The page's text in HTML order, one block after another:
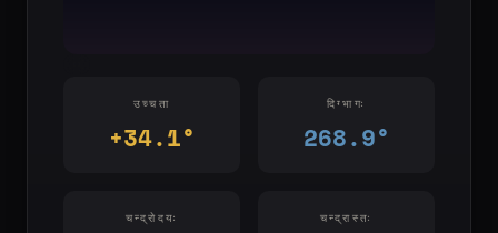
उच्चता
+34.1°
दिग्भागः
268.9°
चन्द्रोदयः चन्द्रास्तः